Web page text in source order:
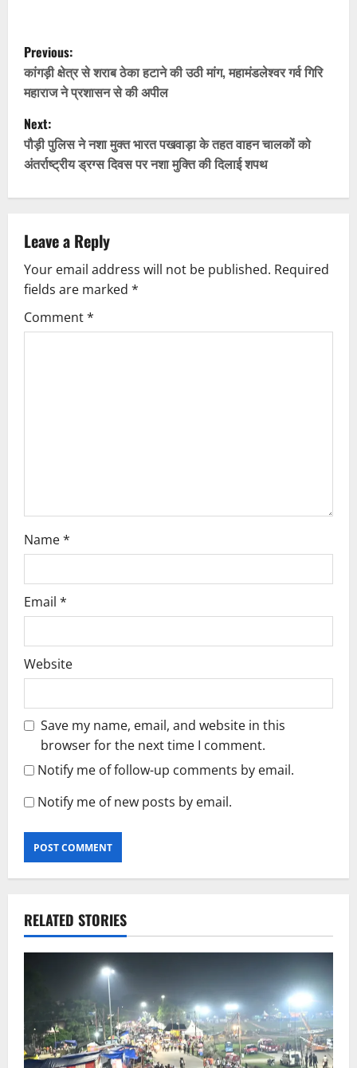
P
o
s
t
n
v
i
g
Previous:
कांगड़ी क्षेत्र से शराब ठेका हटाने की उठी मांग, महामंडलेश्वर गर्व गिरि
महाराज ने प्रशासन से की अपील
Next:
पौड़ी पुलिस ने नशा मुक्त भारत पखवाड़ा के तहत वाहन चालकों को
अंतर्राष्ट्रीय ड्रग्स दिवस पर नशा मुक्ति की दिलाई शपथ
Leave a Reply
Your email address will not be published. Required
fields are marked *
Comment*
Name*
Email *
Website
Save my name, email, and website in this
browser for the next time I comment.
Notify me of follow-up comments by email.
Notify me of new posts by email.
RELATED STORIES